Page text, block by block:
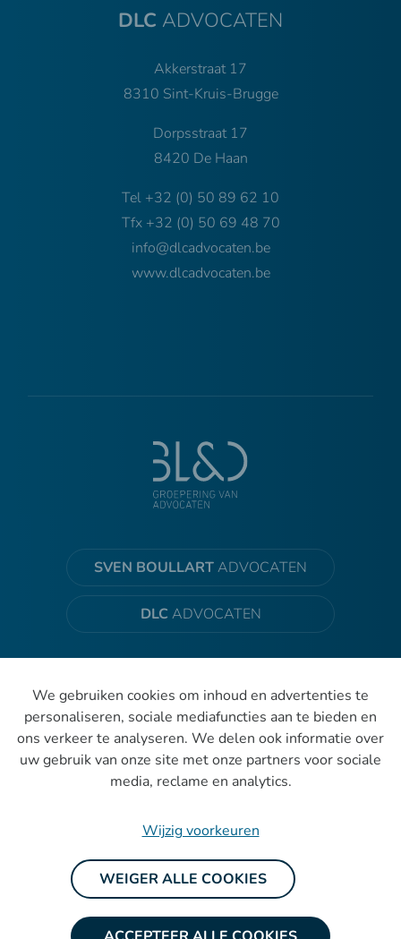
We gebruiken cookies om inhoud en advertenties te
personaliseren, sociale mediafuncties aan te bieden en
ons verkeer te analyseren. We delen ook informatie over
uw gebruik van onze site met onze partners voor sociale
media, reclame en analytics.
Wijzig voorkeuren
WEIGER ALLE COOKIES
DLC ADVOCATEN
Akkerstraat 17
8310 Sint-Kruis-Brugge
Dorpsstraat 17
8420 De Haan
Tel +32 (0) 50 89 62 10
Tfx +32 (0) 50 69 48 70
info@dlcadvocaten.be
​​​​​​​www.dlcadvocaten.be
SVEN BOULLARTADVOCATEN
DLC ADVOCATEN
BL&D Groepering Van Advocaten
Cookies